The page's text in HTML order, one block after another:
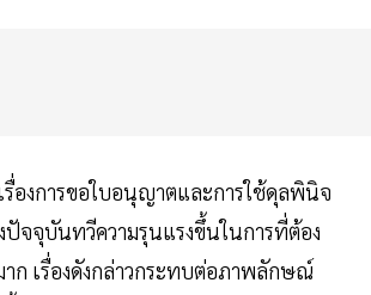
องการขอใบอนุญาตและการใช้ดุลพินิจ
ปัจจุบันทวีความรุนแรงขึ้นในการที่ต้อง
ก เรื่องดังกล่าวกระทบต่อภาพลักษณ์